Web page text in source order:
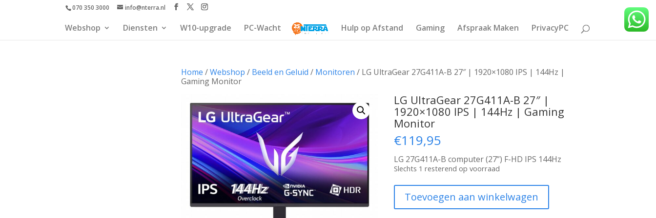
070 350 3000 info@nterra.nl
Webshop Diensten W10-upgrade PC-Wacht Hulp op Afstand Gaming Afspraak Maken PrivacyPC
Home /Webshop / Beeld en Geluid / Monitoren / LG UltraGear 27G411A-B 27″ | 1920×1080 IPS | 144Hz |
Gaming Monitor
LG UltraGear 27G411A-B 27″ |
1920×1080 IPS | 144Hz | Gaming
Monitor
€119,95
LG 27G411A-B computer (27”) F-HD IPS 144Hz
Slechts 1 resterend op voorraad
LG
UltraGear
27G411A-
Toevoegen aan winkelwagen